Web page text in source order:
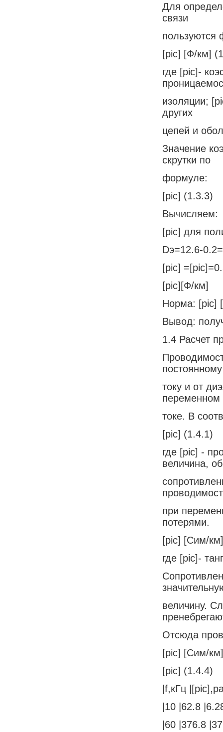
Для
связи
пользуются
[pic] [Ф/км]
где [pic]-
изоляции;
других
цепей и
Значение
скрутки по
формуле:
[pic] (1.3.3)
Вычисляем:
[pic] для
Dэ=12.6-
[pic]
[pic][Ф/км]
Норма: [pic]
Вывод:
1.4 Расчет
постоянному
току и от
переменном
токе. В
[pic] (1.4.1)
где [pic] -
величина,
при
потерями.
[pic] [Сим/
где [pic]-
величину.
Отсюда
[pic] [Сим/
[pic] (1.4.4)
|f,кГц
|10 |62.8
|60 |376.8